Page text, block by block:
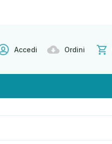
Accedi Ordini